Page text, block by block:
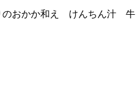
のおかか和え けんちん汁 牛